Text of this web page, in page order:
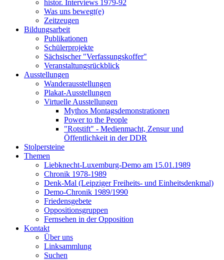
histor. Interviews 1979-92
Was uns bewegt(e)
Zeitzeugen
Bildungsarbeit
Publikationen
Schülerprojekte
Sächsischer "Verfassungskoffer"
Veranstaltungsrückblick
Ausstellungen
Wanderausstellungen
Plakat-Ausstellungen
Virtuelle Ausstellungen
Mythos Montagsdemonstrationen
Power to the People
"Rotstift" - Medienmacht, Zensur und
Öffentlichkeit in der DDR
Stolpersteine
Themen
Liebknecht-Luxemburg-Demo am 15.01.1989
Chronik 1978-1989
Denk-Mal (Leipziger Freiheits- und Einheitsdenkmal)
Demo-Chronik 1989/1990
Friedensgebete
Oppositionsgruppen
Fernsehen in der Opposition
Kontakt
Über uns
Linksammlung
Suchen